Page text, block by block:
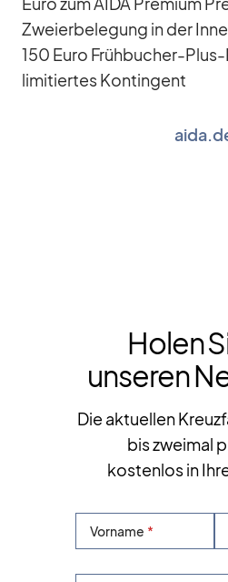
Zwei­er­be­le­gung in der
150 Euro Früh­bu­cher-
li­mi­tier­tes Kon­tin­gent
Holen
unseren
Die aktuellen
bis zweimal
kostenlos in
Vorname